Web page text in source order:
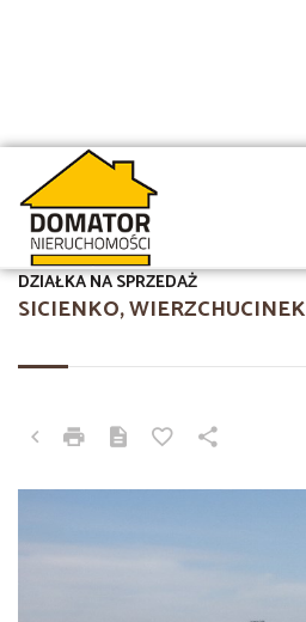
SICIENKO, WIERZCHUCINEK
DZIAŁKA NA SPRZEDAŻ